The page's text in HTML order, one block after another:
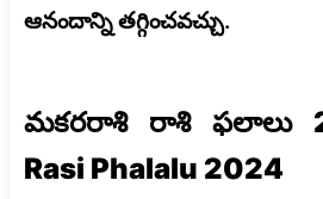
ఆనందాన్ని తగ్గించవచ్చు.
మకరరాశి రాశి ఫలాలు
Rasi Phalalu 2024